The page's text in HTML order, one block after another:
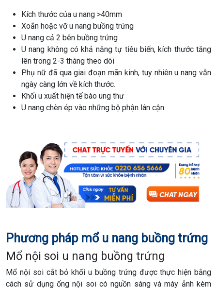
Kích thước của u nang >40mm
Xoắn hoặc vỡ u nang buồng trứng
U nang cả 2 bên buồng trứng
U nang không có khả năng tự tiêu biến, kích thước tăng
lên trong 2-3 tháng theo dõi
Phụ nữ đã qua giai đoạn mãn kinh, tuy nhiên u nang vẫn
ngày càng lớn về kích thước.
Khối u xuất hiện tế bào ung thư
U nang chèn ép vào những bộ phận lân cận.
Phương pháp mổ u nang buồng trứng
Mổ nội soi u nang buồng trứng
Mổ nội soi cắt bỏ khối u buồng trứng được thực hiện bằng
cách sử dụng ống nội soi có nguồn sáng và máy ảnh kèm